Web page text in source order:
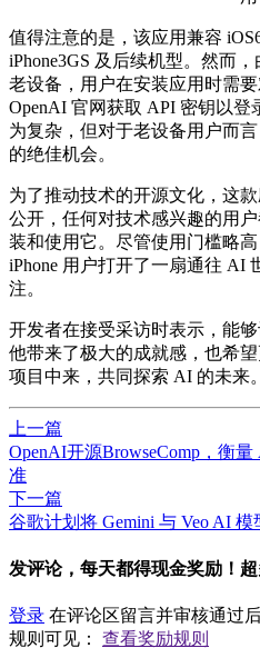
值得注意的是，该应用兼容
iPhone3GS 及后续机型。然而
老设备，用户在安装应用时需
OpenAI 官网获取 API 密钥以
为复杂，但对于老设备用户而
的绝佳机会。
为了推动技术的开源文化，这
公开，任何对技术感兴趣的用
装和使用它。尽管使用门槛略
iPhone 用户打开了一扇通往 AI
注。
开发者在接受采访时表示，能
他带来了极大的成就感，也希
项目中来，共同探索 AI 的未来。
上一篇
OpenAI开源BrowseComp，衡
准
下一篇
谷歌计划将 Gemini 与 Veo AI
发评论，每天都得现金奖励！
登录 在评论区留言并审核通过
规则可见： 查看奖励规则